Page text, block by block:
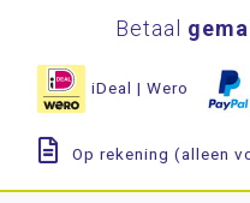
Betaal
iDeal | Wero
Op rekening (alleen